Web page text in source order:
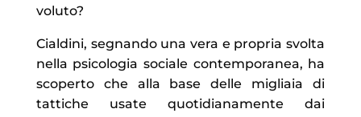
voluto?
Cialdini, segnando una vera e propria svolta
nella psicologia sociale contemporanea, ha
scoperto che alla base delle migliaia di
tattiche usate quotidianamente dai